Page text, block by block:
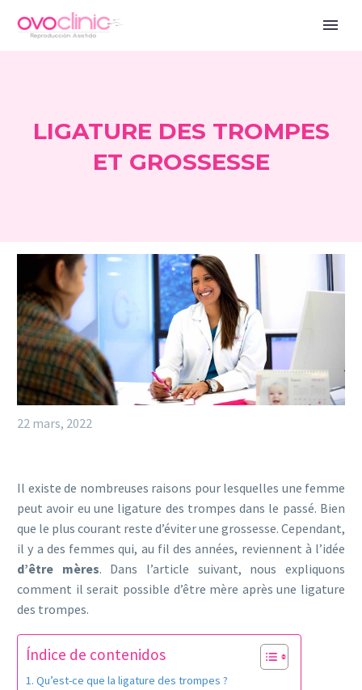
LIGATURE DES TROMPES
ET GROSSESSE
22 mars, 2022
Il existe de nombreuses raisons pour lesquelles une femme
peut avoir eu une ligature des trompes dans le passé. Bien
que le plus courant reste d’éviter une grossesse. Cependant,
il y a des femmes qui, au fil des années, reviennent à l’idée
d’être mères. Dans l’article suivant, nous expliquons
comment il serait possible d’être mère après une ligature
des trompes.
Índice de contenidos
Qu’est-ce que la ligature des trompes ?